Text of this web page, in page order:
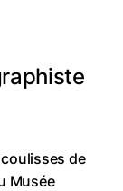
de
Musée